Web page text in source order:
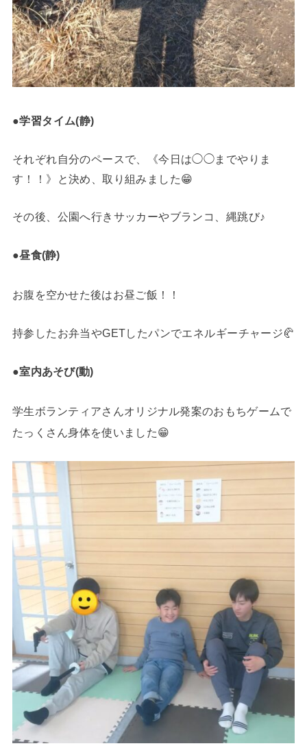
●学習タイム(静)
それぞれ自分のペースで、《今日は◯◯までやりま
す！！》と決め、取り組みました😁
その後、公園へ行きサッカーやブランコ、縄跳び♪
●昼食(静)
お腹を空かせた後はお昼ご飯！！
持参したお弁当やGETしたパンでエネルギーチャージ🥐
●室内あそび(動)
学生ボランティアさんオリジナル発案のおもちゲームで
たっくさん身体を使いました😁